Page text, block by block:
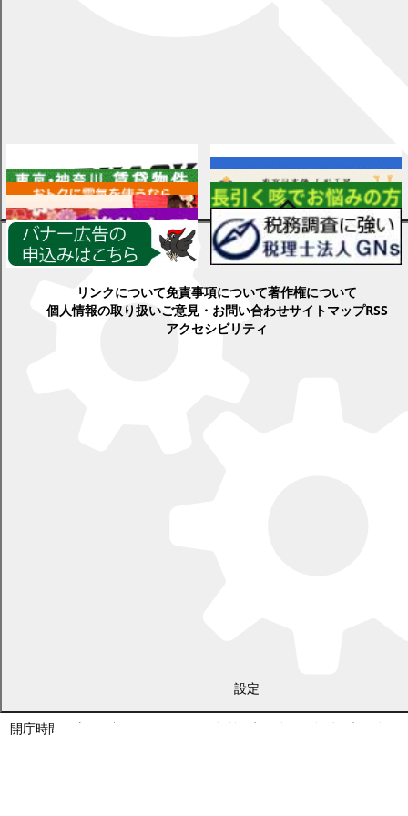
検索
設定
各種情報
リンクについて免責事項について著作権について
個人情報の取り扱いご意見・お問い合わせサイトマップRSS
アクセシビリティ
電話 0155-54-2111
開庁時間：土日・祝日を除く平日の午前8時45分から午後5時30分ま